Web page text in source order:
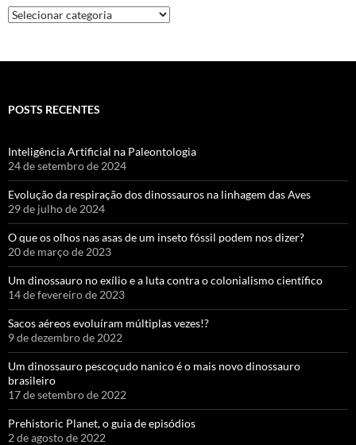
POSTS RECENTES
Inteligência Artificial na Paleontologia
24 de setembro de 2024
Evolução da respiração dos dinossauros na linhagem das Aves
29 de julho de 2024
O que os olhos nas asas de um inseto fóssil podem nos dizer?
20 de março de 2023
Um dinossauro no exílio e a luta contra o colonialismo científico
14 de fevereiro de 2023
Sacos aéreos evoluíram múltiplas vezes!?
9 de dezembro de 2022
Um dinossauro pescoçudo nanico é o mais novo dinossauro
brasileiro
17 de setembro de 2022
Prehistoric Planet, o guia de episódios
2 de agosto de 2022